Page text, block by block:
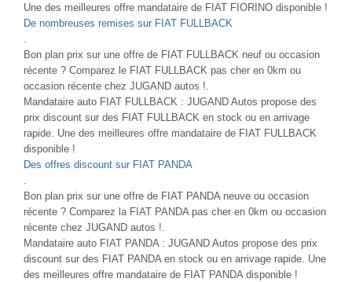
Une des meilleures offre mandataire de FIAT FIORINO disponible !
De nombreuses remises sur FIAT FULLBACK
.
Bon plan prix sur une offre de FIAT FULLBACK neuf ou occasion
récente ? Comparez le FIAT FULLBACK pas cher en 0km ou
occasion récente chez JUGAND autos !.
Mandataire auto FIAT FULLBACK : JUGAND Autos propose des
prix discount sur des FIAT FULLBACK en stock ou en arrivage
rapide. Une des meilleures offre mandataire de FIAT FULLBACK
disponible !
Des offres discount sur FIAT PANDA
.
Bon plan prix sur une offre de FIAT PANDA neuve ou occasion
récente ? Comparez la FIAT PANDA pas cher en 0km ou occasion
récente chez JUGAND autos !.
Mandataire auto FIAT PANDA : JUGAND Autos propose des prix
discount sur des FIAT PANDA en stock ou en arrivage rapide. Une
des meilleures offre mandataire de FIAT PANDA disponible !